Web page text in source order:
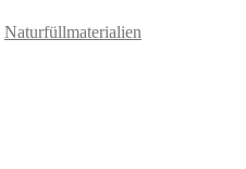
Naturfüllmaterialien